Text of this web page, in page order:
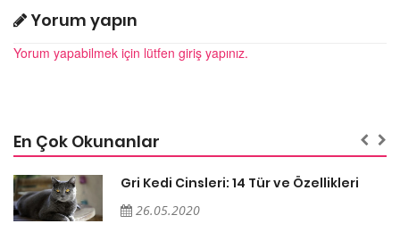
Yorum yapın
Yorum yapabilmek için lütfen giriş yapınız.
En Çok Okunanlar
Gri Kedi Cinsleri: 14 Tür ve Özellikleri
26.05.2020